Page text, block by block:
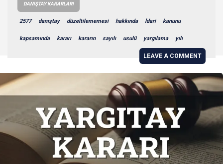
DANIŞTAY KARARLARI
2577 danıştay düzeltilememesi hakkında İdari kanunu
kapsamında kararı kararın sayılı usulü yargılama yılı
LEAVE A COMMENT